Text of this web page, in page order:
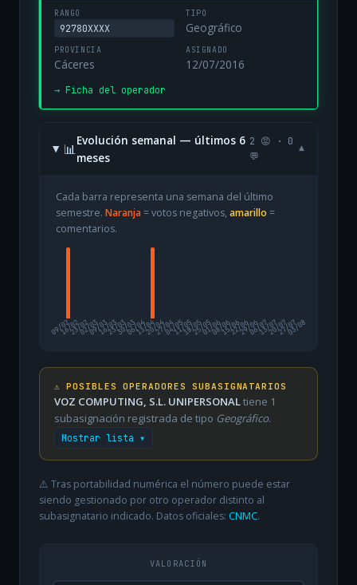
RANGO
92780XXXX
TIPO
Geográfico
PROVINCIA
Cáceres
ASIGNADO
12/07/2016
→ Ficha del operador
📊
Evolución semanal — últimos 6
meses
2 😡 · 0
💬
▾
Cada barra representa una semana del último
semestre. Naranja= votos negativos, amarillo =
comentarios.
09/02
16/0223/0202/0309/0316/0323/0330/0306/0413/0420/0427/0404/0511/0518/0525/0501/0608/0615/0622/0629/0606/0713/0720/0727/07
03/08
⚠️ POSIBLES OPERADORES SUBASIGNATARIOS
VOZ COMPUTING, S.L. UNIPERSONALtiene 1
subasignación registrada de tipo Geográfico.
Mostrar lista ▾
⚠️ Tras portabilidad numérica el número puede estar
siendo gestionado por otro operador distinto al
subasignatario indicado. Datos oficiales: CNMC.
VALORACIÓN